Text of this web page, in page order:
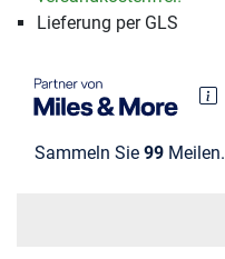
Lieferung per GLS
Sammeln Sie 99 Meilen.